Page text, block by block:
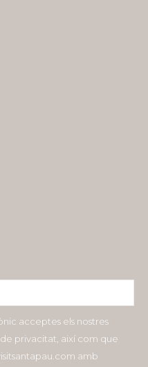
acceptes els nostres
privacitat, així com que
amb